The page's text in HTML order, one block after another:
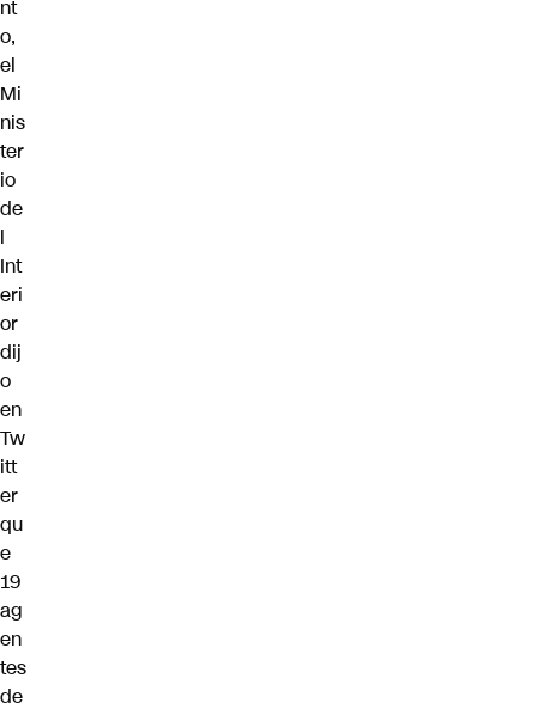
nt
o,
el
Mi
nis
ter
io
de
l
Int
eri
or
dij
o
en
Tw
itt
er
qu
e
19
ag
en
tes
de